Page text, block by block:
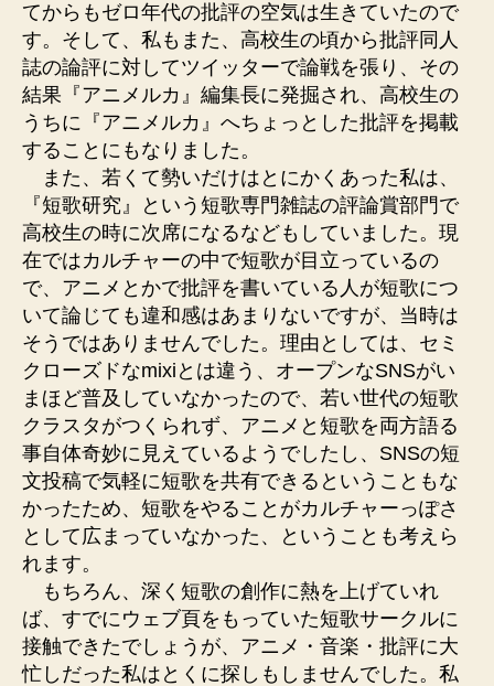
てからもゼロ年代の批評の空気は生きていたので
す。そして、私もまた、高校生の頃から批評同人
誌の論評に対してツイッターで論戦を張り、その
結果『アニメルカ』編集長に発掘され、高校生の
うちに『アニメルカ』へちょっとした批評を掲載
することにもなりました。
また、若くて勢いだけはとにかくあった私は、
『短歌研究』という短歌専門雑誌の評論賞部門で
高校生の時に次席になるなどもしていました。現
在ではカルチャーの中で短歌が目立っているの
で、アニメとかで批評を書いている人が短歌につ
いて論じても違和感はあまりないですが、当時は
そうではありませんでした。理由としては、セミ
クローズドなmixiとは違う、オープンなSNSがい
まほど普及していなかったので、若い世代の短歌
クラスタがつくられず、アニメと短歌を両方語る
事自体奇妙に見えているようでしたし、SNSの短
文投稿で気軽に短歌を共有できるということもな
かったため、短歌をやることがカルチャーっぽさ
として広まっていなかった、ということも考えら
れます。
もちろん、深く短歌の創作に熱を上げていれ
ば、すでにウェブ頁をもっていた短歌サークルに
接触できたでしょうが、アニメ・音楽・批評に大
忙しだった私はとくに探しもしませんでした。私